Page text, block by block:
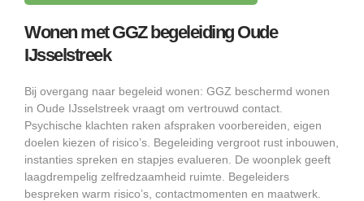
Wonen met GGZ begeleiding Oude
IJsselstreek
Bij overgang naar begeleid wonen: GGZ beschermd wonen
in Oude IJsselstreek vraagt om vertrouwd contact.
Psychische klachten raken afspraken voorbereiden, eigen
doelen kiezen of risico’s. Begeleiding vergroot rust inbouwen,
instanties spreken en stapjes evalueren. De woonplek geeft
laagdrempelig zelfredzaamheid ruimte. Begeleiders
bespreken warm risico’s, contactmomenten en maatwerk.